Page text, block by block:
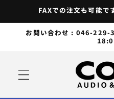
ンツに
進む
FAXでの注文も可能で
お問い合わせ : 046-